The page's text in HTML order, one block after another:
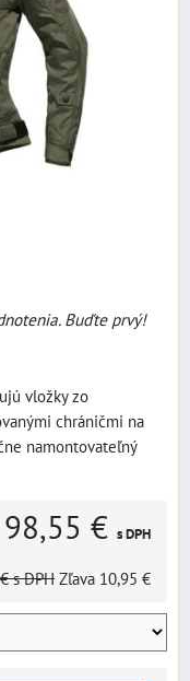
Buďte prvý!
vložky zo
chráničmi na
namontovateľný
98,55 € s DPH
s DPH Zľava 10,95 €